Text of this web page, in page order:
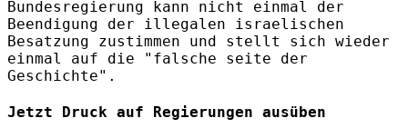
Bundesregierung kann nicht einmal der
Beendigung der illegalen israelischen
Besatzung zustimmen und stellt sich wieder
einmal auf die "falsche seite der
Geschichte".
Jetzt Druck auf Regierungen ausüben